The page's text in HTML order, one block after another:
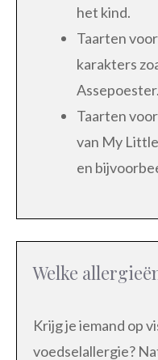
het kind.
Taarten
karakters
Assepoester.
Taarten
van My
en
Welke
Krijg je iemand op
voedselallergie?